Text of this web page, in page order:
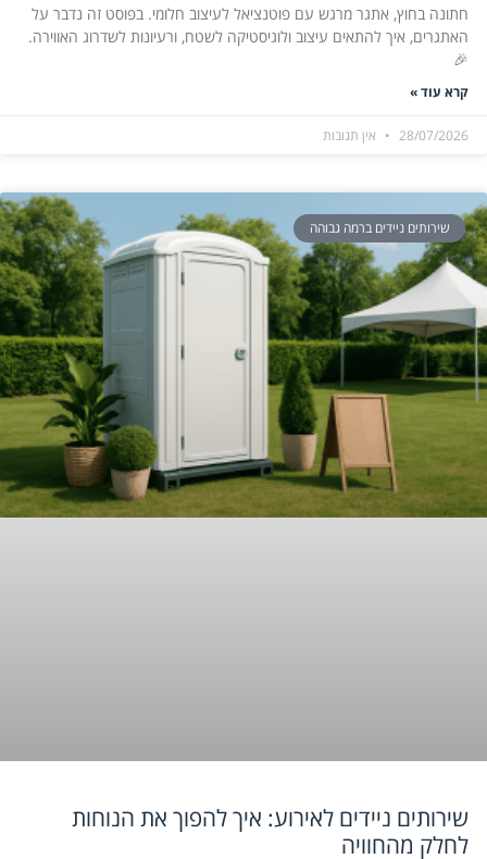
חתונה בחוץ, אתגר מרגש עם פוטנציאל לעיצוב חלומי. בפוסט זה נדבר על
האתגרים, איך להתאים עיצוב ולוגיסטיקה לשטח, ורעיונות לשדרוג האווירה.
🎉
קרא עוד »
28/07/2026 אין תגובות
שירותים ניידים ברמה גבוהה
שירותים ניידים לאירוע: איך להפוך את הנוחות
לחלק מהחוויה